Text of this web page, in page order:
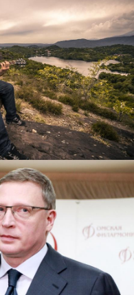
магазина
на 1С-
проект
в
Буркова
Леонидовича